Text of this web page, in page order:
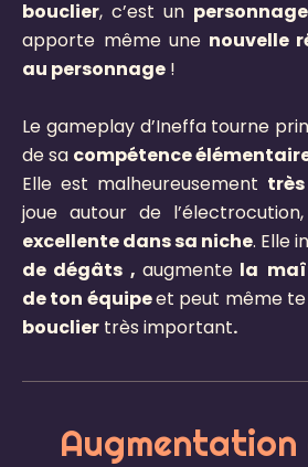
bouclier, c’est un
apporte même une nouvelle
au personnage !
Le gameplay d’Ineffa tourne
de sa compétence
Elle est malheureusement
joue autour de l’électrocution,
excellente dans sa niche. Elle
de dégâts , augmente la
de ton équipeet peut même te
bouclier très important.